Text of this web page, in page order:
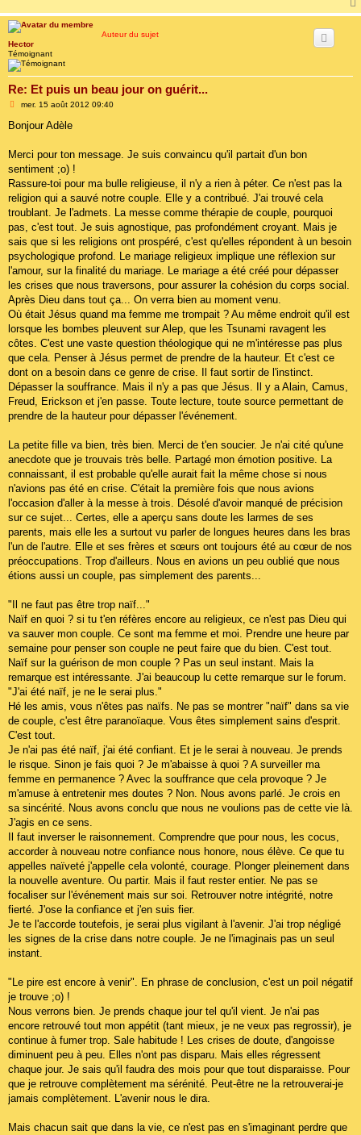
Auteur du sujet
Hector
Témoignant
Re: Et puis un beau jour on guérit...
M
s
g
mer. 15 août 2012 09:40
Bonjour Adèle
Merci pour ton message. Je suis convaincu qu'il partait d'un bon
sentiment ;o) !
Rassure-toi pour ma bulle religieuse, il n'y a rien à péter. Ce n'est pas la
religion qui a sauvé notre couple. Elle y a contribué. J'ai trouvé cela
troublant. Je l'admets. La messe comme thérapie de couple, pourquoi
pas, c'est tout. Je suis agnostique, pas profondément croyant. Mais je
sais que si les religions ont prospéré, c'est qu'elles répondent à un besoin
psychologique profond. Le mariage religieux implique une réflexion sur
l'amour, sur la finalité du mariage. Le mariage a été créé pour dépasser
les crises que nous traversons, pour assurer la cohésion du corps social.
Après Dieu dans tout ça... On verra bien au moment venu.
Où était Jésus quand ma femme me trompait ? Au même endroit qu'il est
lorsque les bombes pleuvent sur Alep, que les Tsunami ravagent les
côtes. C'est une vaste question théologique qui ne m'intéresse pas plus
que cela. Penser à Jésus permet de prendre de la hauteur. Et c'est ce
dont on a besoin dans ce genre de crise. Il faut sortir de l'instinct.
Dépasser la souffrance. Mais il n'y a pas que Jésus. Il y a Alain, Camus,
Freud, Erickson et j'en passe. Toute lecture, toute source permettant de
prendre de la hauteur pour dépasser l'événement.
La petite fille va bien, très bien. Merci de t'en soucier. Je n'ai cité qu'une
anecdote que je trouvais très belle. Partagé mon émotion positive. La
connaissant, il est probable qu'elle aurait fait la même chose si nous
n'avions pas été en crise. C'était la première fois que nous avions
l'occasion d'aller à la messe à trois. Désolé d'avoir manqué de précision
sur ce sujet... Certes, elle a aperçu sans doute les larmes de ses
parents, mais elle les a surtout vu parler de longues heures dans les bras
l'un de l'autre. Elle et ses frères et sœurs ont toujours été au cœur de nos
préoccupations. Trop d'ailleurs. Nous en avions un peu oublié que nous
étions aussi un couple, pas simplement des parents...
"Il ne faut pas être trop naïf..."
Naïf en quoi ? si tu t'en réfères encore au religieux, ce n'est pas Dieu qui
va sauver mon couple. Ce sont ma femme et moi. Prendre une heure par
semaine pour penser son couple ne peut faire que du bien. C'est tout.
Naïf sur la guérison de mon couple ? Pas un seul instant. Mais la
remarque est intéressante. J'ai beaucoup lu cette remarque sur le forum.
"J'ai été naïf, je ne le serai plus."
Hé les amis, vous n'êtes pas naïfs. Ne pas se montrer "naïf" dans sa vie
de couple, c'est être paranoïaque. Vous êtes simplement sains d'esprit.
C'est tout.
Je n'ai pas été naïf, j'ai été confiant. Et je le serai à nouveau. Je prends
le risque. Sinon je fais quoi ? Je m'abaisse à quoi ? A surveiller ma
femme en permanence ? Avec la souffrance que cela provoque ? Je
m'amuse à entretenir mes doutes ? Non. Nous avons parlé. Je crois en
sa sincérité. Nous avons conclu que nous ne voulions pas de cette vie là.
J'agis en ce sens.
Il faut inverser le raisonnement. Comprendre que pour nous, les cocus,
accorder à nouveau notre confiance nous honore, nous élève. Ce que tu
appelles naïveté j'appelle cela volonté, courage. Plonger pleinement dans
la nouvelle aventure. Ou partir. Mais il faut rester entier. Ne pas se
focaliser sur l'événement mais sur soi. Retrouver notre intégrité, notre
fierté. J'ose la confiance et j'en suis fier.
Je te l'accorde toutefois, je serai plus vigilant à l'avenir. J'ai trop négligé
les signes de la crise dans notre couple. Je ne l'imaginais pas un seul
instant.
"Le pire est encore à venir". En phrase de conclusion, c'est un poil négatif
je trouve ;o) !
Nous verrons bien. Je prends chaque jour tel qu'il vient. Je n'ai pas
encore retrouvé tout mon appétit (tant mieux, je ne veux pas regrossir), je
continue à fumer trop. Sale habitude ! Les crises de doute, d'angoisse
diminuent peu à peu. Elles n'ont pas disparu. Mais elles régressent
chaque jour. Je sais qu'il faudra des mois pour que tout disparaisse. Pour
que je retrouve complètement ma sérénité. Peut-être ne la retrouverai-je
jamais complètement. L'avenir nous le dira.
Mais chacun sait que dans la vie, ce n'est pas en s'imaginant perdre que